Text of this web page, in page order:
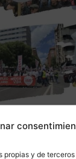
propias y de